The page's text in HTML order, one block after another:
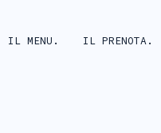
IL MENU. IL PRENOTA.